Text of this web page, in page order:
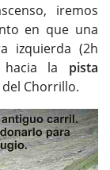
iremos
en que una
izquierda (2h
hacia la pista
Chorrillo.